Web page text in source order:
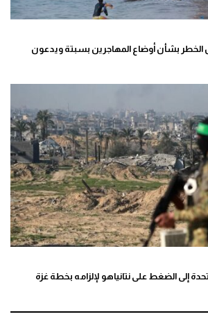
بشأن أوضاع المهاجرين بسبتة ويدعون
إلى الضغط على نتانياهو لإلزامه بخطة غزة